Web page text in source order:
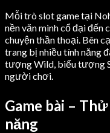
Mỗi trò slot game tại
nền văn minh cổ đại đến
chuyện thần thoại. Bên
trang bị nhiều tính năng
tượng Wild, biểu tượng
người chơi.
Game bài –
năng